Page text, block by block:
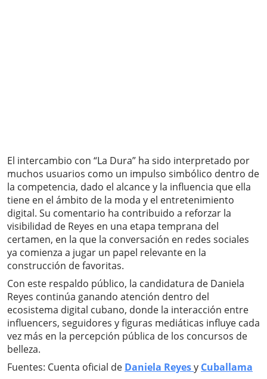
El intercambio con “La Dura” ha sido interpretado por
muchos usuarios como un impulso simbólico dentro de
la competencia, dado el alcance y la influencia que ella
tiene en el ámbito de la moda y el entretenimiento
digital. Su comentario ha contribuido a reforzar la
visibilidad de Reyes en una etapa temprana del
certamen, en la que la conversación en redes sociales
ya comienza a jugar un papel relevante en la
construcción de favoritas.
Con este respaldo público, la candidatura de Daniela
Reyes continúa ganando atención dentro del
ecosistema digital cubano, donde la interacción entre
influencers, seguidores y figuras mediáticas influye cada
vez más en la percepción pública de los concursos de
belleza.
Fuentes: Cuenta oficial de Daniela Reyesy Cuballama